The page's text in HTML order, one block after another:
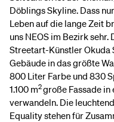
Döblings Skyline. Dass
Leben auf die lange Zeit
uns NEOS im Bezirk
Streetart-Künstler Okuda
Gebäude in das größte
800 Liter Farbe und 830
1.100 m2große Fassade
verwandeln. Die
Equality stehen für